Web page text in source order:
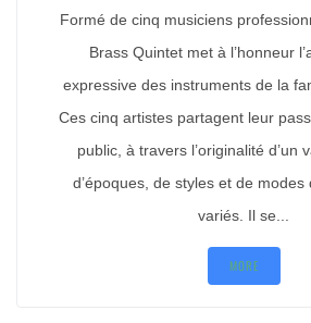
Formé de cinq musiciens
Brass Quintet met à l’honneur
expressive des instruments de la
Ces cinq artistes partagent leur
public, à travers l’originalité d’un
d’époques, de styles et de modes
variés. Il se...
MORE